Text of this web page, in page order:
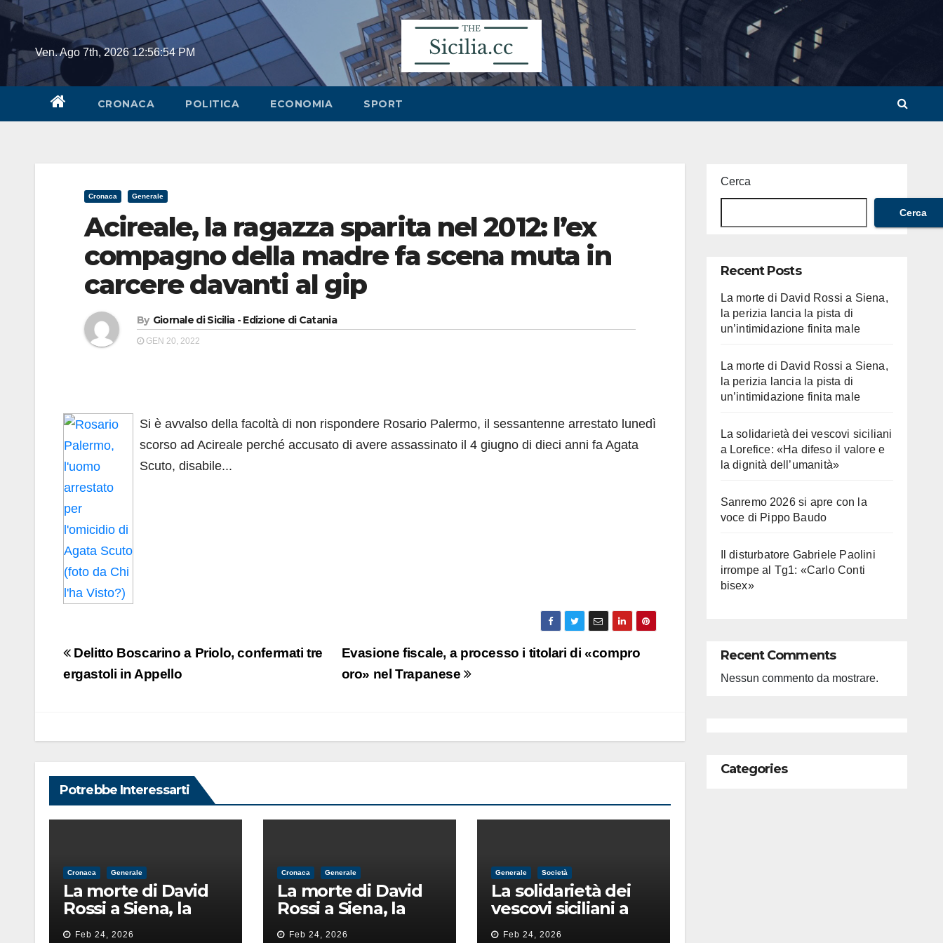
Skip
contentVen. Ago 7th, 202612:56:55 PM
CRONACA POLITICA ECONOMIA SPORT
Cronaca Generale
Acireale, la ragazza sparita nel 2012: l’ex
compagno della madre fa scena muta in
carcere davanti al gip
By Giornale di Sicilia - Edizione di Catania
GEN 20, 2022
Si è avvalso della facoltà di non rispondere Rosario Palermo, il sessantenne arrestato lunedì
scorso ad Acireale perché accusato di avere assassinato il 4 giugno di dieci anni fa Agata
Scuto, disabile...
Navigazione
articoli
Evasione fiscale, a processo i titolari di «compro
oro» nel Trapanese
Delitto Boscarino a Priolo, confermati tre
ergastoli in Appello
Potrebbe Interessarti
Cronaca Generale
La morte di David
Rossi a Siena, la
perizia lancia la
Feb 24, 2026
Cronaca Generale
La morte di David
Rossi a Siena, la
perizia lancia la
Feb 24, 2026
Generale Società
La solidarietà dei
vescovi siciliani a
Lorefice: «Ha difeso
Feb 24, 2026
Cerca
Cerca
Recent Posts
La morte di David Rossi a Siena,
la perizia lancia la pista di
un’intimidazione finita male
La morte di David Rossi a Siena,
la perizia lancia la pista di
un’intimidazione finita male
La solidarietà dei vescovi siciliani
a Lorefice: «Ha difeso il valore e
la dignità dell’umanità»
Sanremo 2026 si apre con la
voce di Pippo Baudo
Il disturbatore Gabriele Paolini
irrompe al Tg1: «Carlo Conti
bisex»
Recent Comments
Nessun commento da mostrare.
Categories